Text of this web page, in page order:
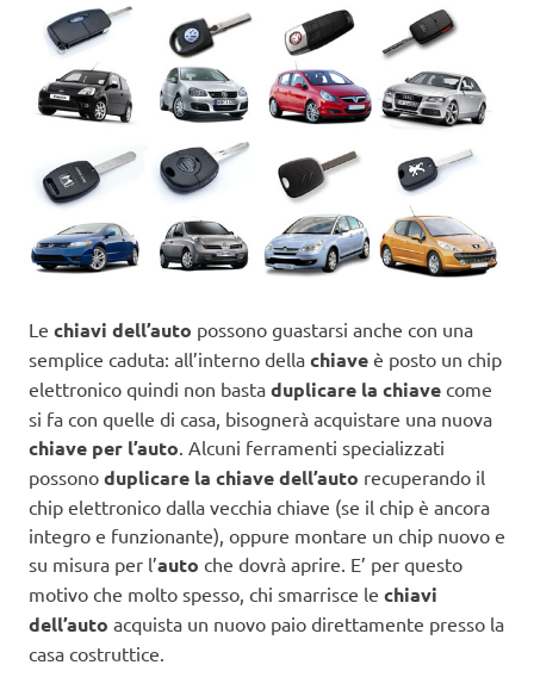
Le chiavi dell’auto possono guastarsi anche con una
semplice caduta: all’interno della chiave è posto un chip
elettronico quindi non basta duplicare la chiave come
si fa con quelle di casa, bisognerà acquistare una nuova
chiave per l’auto . Alcuni ferramenti specializzati
possono duplicare la chiave dell’auto recuperando il
chip elettronico dalla vecchia chiave (se il chip è ancora
integro e funzionante), oppure montare un chip nuovo e
su misura per l’auto che dovrà aprire. E’ per questo
motivo che molto spesso, chi smarrisce le chiavi
dell’auto acquista un nuovo paio direttamente presso la
casa costruttice.